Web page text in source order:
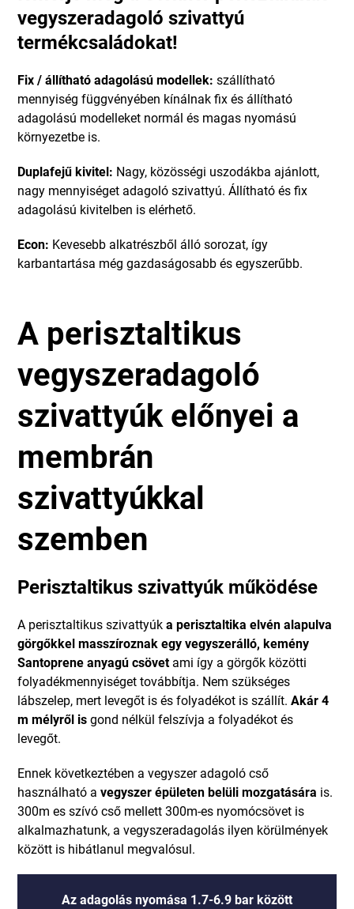
vegyszeradagoló szivattyú
termékcsaládokat!
Fix / állítható adagolású modellek: szállítható
mennyiség függvényében kínálnak fix és állítható
adagolású modelleket normál és magas nyomású
környezetbe is.
Duplafejű kivitel: Nagy, közösségi uszodákba ajánlott,
nagy mennyiséget adagoló szivattyú. Állítható és fix
adagolású kivitelben is elérhető.
Econ: Kevesebb alkatrészből álló sorozat, így
karbantartása még gazdaságosabb és egyszerűbb.
A perisztaltikus
vegyszeradagoló
szivattyúk előnyei a
membrán
szivattyúkkal
szemben
Perisztaltikus szivattyúk működése
A perisztaltikus szivattyúka perisztaltika elvén alapulva
görgőkkel masszíroznak egy vegyszerálló, kemény
Santoprene anyagú csövetami így a görgők közötti
folyadékmennyiséget továbbítja. Nem szükséges
lábszelep, mert levegőt is és folyadékot is szállít.Akár 4
m mélyről isgond nélkül felszívja a folyadékot és
levegőt.
Ennek következtében a vegyszer adagoló cső
használható avegyszer épületen belüli mozgatására is.
300m es szívó cső mellett 300m-es nyomócsövet is
alkalmazhatunk, a vegyszeradagolás ilyen körülmények
között is hibátlanul megvalósul.
Az adagolásnyomása 1.7-6.9 bar között